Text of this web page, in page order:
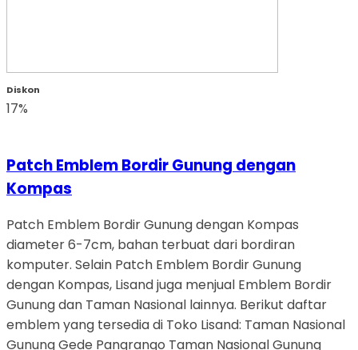
Diskon
17%
Patch Emblem Bordir Gunung dengan
Kompas
Patch Emblem Bordir Gunung dengan Kompas
diameter 6-7cm, bahan terbuat dari bordiran
komputer. Selain Patch Emblem Bordir Gunung
dengan Kompas, Lisand juga menjual Emblem Bordir
Gunung dan Taman Nasional lainnya. Berikut daftar
emblem yang tersedia di Toko Lisand: Taman Nasional
Gunung Gede Pangrango Taman Nasional Gunung